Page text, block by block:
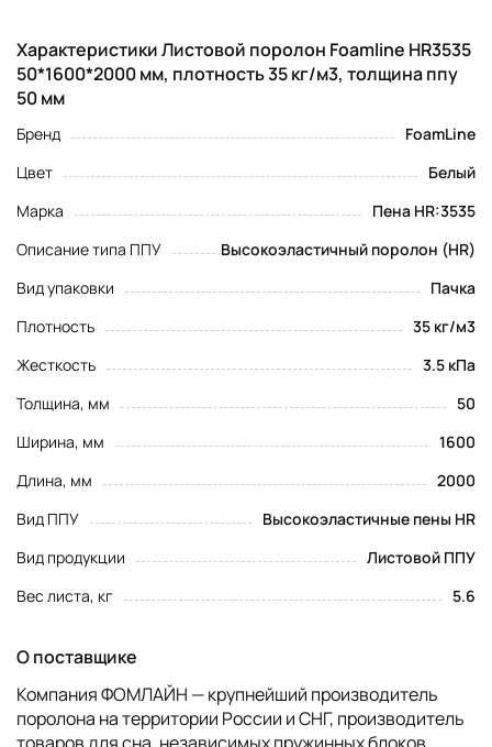
Характеристики Листовой поролон Foamline HR3535
50*1600*2000 мм, плотность 35 кг/м3, толщина ппу
50 мм
Бренд
FoamLine
Цвет
Белый
Марка
Пена HR:3535
Описание типа ППУ
Высокоэластичный поролон (HR)
Вид упаковки
Пачка
Плотность
35 кг/м3
Жесткость
3.5 кПа
Толщина, мм
50
Ширина, мм
1600
Длина, мм
2000
Вид ППУ
Высокоэластичные пены HR
Вид продукции
Листовой ППУ
Вес листа, кг
5.6
О поставщике
Компания ФОМЛАЙН — крупнейший производитель
поролона на территории России и СНГ, производитель